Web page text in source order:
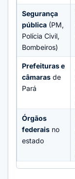
Segurança
pública(PM,
Polícia Civil,
Bombeiros)
Prefeituras e
câmarasde
Pará
Órgãos
federaisno
estado